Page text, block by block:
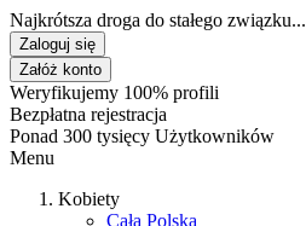
Najkrótsza droga do stałego związku...
Zaloguj się
Załóż konto
Weryfikujemy 100% profili
Bezpłatna rejestracja
Ponad 300 tysięcy Użytkowników
Menu
Kobiety
Cała Polska